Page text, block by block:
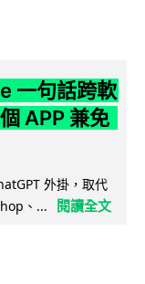
一句話跨軟
APP 兼免
外掛，取代
、...
閱讀全文